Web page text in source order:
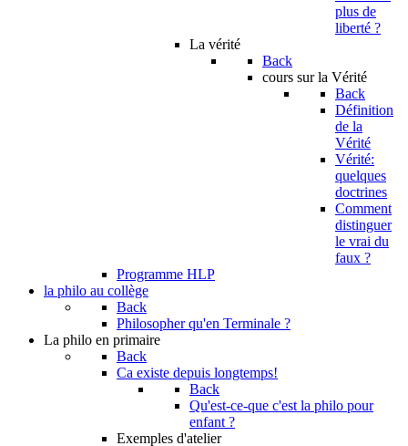
plus de
liberté ?
La vérité
Back
cours sur la Vérité
Back
Définition
de la
Vérité
Vérité:
quelques
doctrines
Comment
distinguer
le vrai du
faux ?
Programme HLP
la philo au collège
Back
Philosopher qu'en Terminale ?
La philo en primaire
Back
Ca existe depuis longtemps!
Back
Qu'est-ce-que c'est la philo pour
enfant ?
Exemples d'atelier